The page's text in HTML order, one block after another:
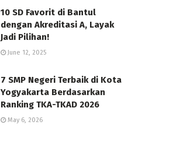
10 SD Favorit di Bantul
dengan Akreditasi A, Layak
Jadi Pilihan!
June 12, 2025
7 SMP Negeri Terbaik di Kota
Yogyakarta Berdasarkan
Ranking TKA-TKAD 2026
May 6, 2026